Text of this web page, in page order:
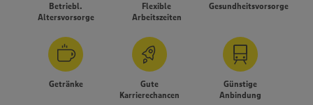
Betriebl.
Altersvorsorge
Flexible
Arbeitszeiten
Gesundheitsvorsorge
Getränke
Gute
Karrierechancen
Günstige
Anbindung